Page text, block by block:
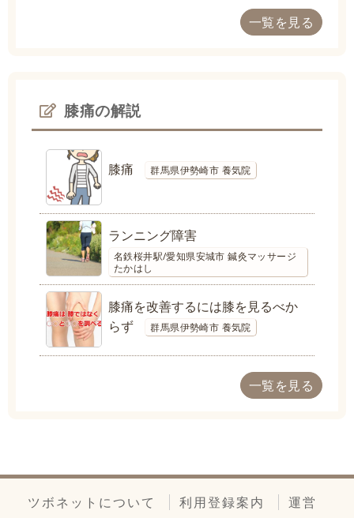
一覧を見る
膝痛の解説
膝痛 群馬県伊勢崎市 養気院
ランニング障害
名鉄桜井駅/愛知県安城市 鍼灸マッサージ
たかはし
膝痛を改善するには膝を見るべか
らず
群馬県伊勢崎市 養気院
一覧を見る
ツボネットについて 利用登録案内 運営